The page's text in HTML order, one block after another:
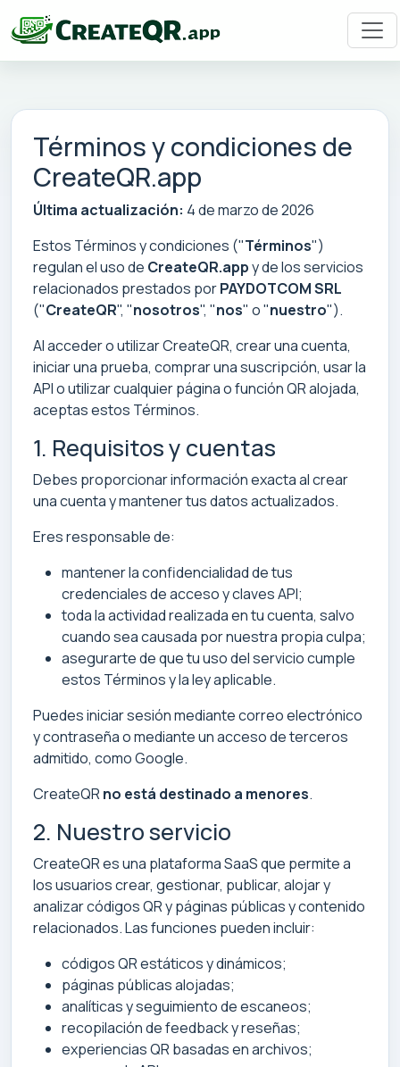
Términos y condiciones de
CreateQR.app
Última actualización: 4 de marzo de 2026
Estos Términos y condiciones ("Términos")
regulan el uso de CreateQR.appy de los servicios
relacionados prestados porPAYDOTCOM SRL
("CreateQR", "nosotros", "nos" o "nuestro").
Al acceder o utilizar CreateQR, crear una cuenta,
iniciar una prueba, comprar una suscripción, usar la
API o utilizar cualquier página o función QR alojada,
aceptas estos Términos.
1. Requisitos y cuentas
Debes proporcionar información exacta al crear
una cuenta y mantener tus datos actualizados.
Eres responsable de:
mantener la confidencialidad de tus
credenciales de acceso y claves API;
toda la actividad realizada en tu cuenta, salvo
cuando sea causada por nuestra propia culpa;
asegurarte de que tu uso del servicio cumple
estos Términos y la ley aplicable.
Puedes iniciar sesión mediante correo electrónico
y contraseña o mediante un acceso de terceros
admitido, como Google.
CreateQR no está destinado a menores.
2. Nuestro servicio
CreateQR es una plataforma SaaS que permite a
los usuarios crear, gestionar, publicar, alojar y
analizar códigos QR y páginas públicas y contenido
relacionados. Las funciones pueden incluir:
códigos QR estáticos y dinámicos;
páginas públicas alojadas;
analíticas y seguimiento de escaneos;
recopilación de feedback y reseñas;
experiencias QR basadas en archivos;